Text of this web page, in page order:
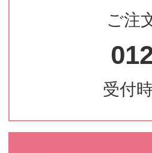
ご注
受付